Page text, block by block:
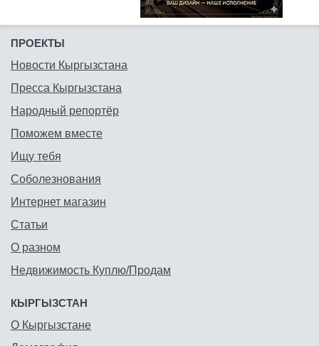
ПРОЕКТЫ
Новости Кыргызстана
Пресса Кыргызстана
Народный репортёр
Поможем вместе
Ищу тебя
Соболезнования
Интернет магазин
Статьи
О разном
Недвижимость Куплю/Продам
КЫРГЫЗСТАН
О Кыргызстане